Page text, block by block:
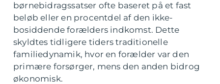
børnebidragssatser ofte baseret på et fast
beløb eller en procentdel af den ikke-
bosiddende forælders indkomst. Dette
skyldtes tidligere tiders traditionelle
familiedynamik, hvor en forælder var den
primære forsørger, mens den anden bidrog
økonomisk.